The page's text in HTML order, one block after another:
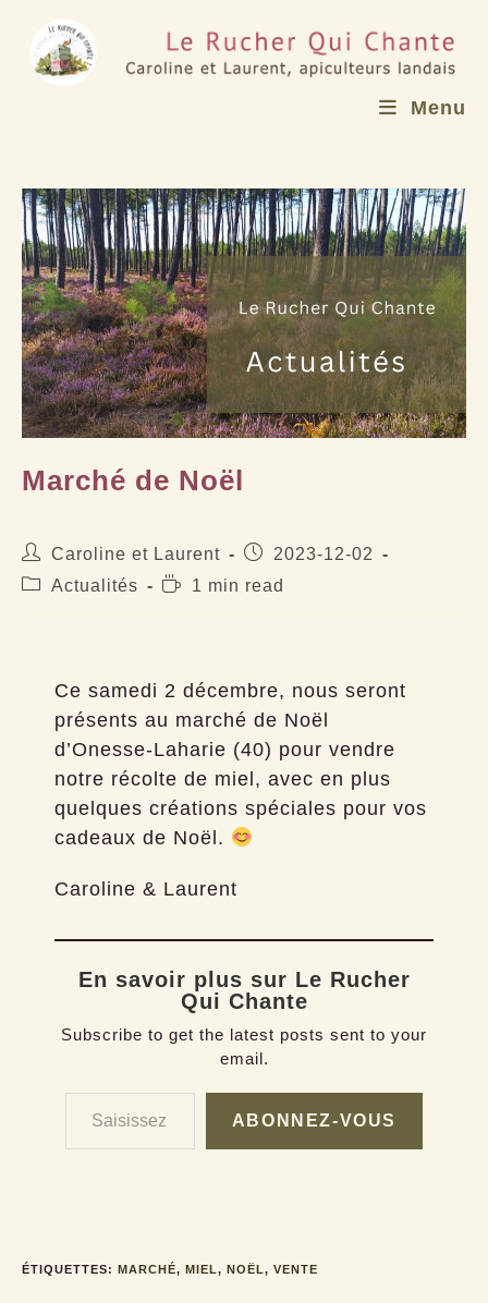
content
Menu
Marché de Noël
Auteur/autrice
de
Caroline et Laurent
Publication
publiée :
2023-12-02
PostActualités
Temps1 min read
Ce samedi 2 décembre, nous seront
présents au marché de Noël
d’Onesse-Laharie (40) pour vendre
notre récolte de miel, avec en plus
quelques créations spéciales pour vos
cadeaux de Noël.
Caroline & Laurent
En savoir plus sur Le Rucher
Qui Chante
Subscribe to get the latest posts sent to your
email.
Saisissez votre adresse e-mail…
ABONNEZ-VOUS
ÉTIQUETTES: MARCHÉ, MIEL, NOËL, VENTE